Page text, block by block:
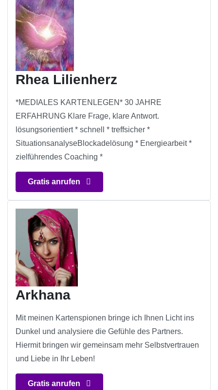
Rhea Lilienherz
*MEDIALES KARTENLEGEN* 30 JAHRE
ERFAHRUNG Klare Frage, klare Antwort.
lösungsorientiert * schnell * treffsicher *
SituationsanalyseBlockadelösung * Energiearbeit *
zielführendes Coaching *
Gratis anrufen
Arkhana
Mit meinen Kartenspionen bringe ich Ihnen Licht ins
Dunkel und analysiere die Gefühle des Partners.
Hiermit bringen wir gemeinsam mehr Selbstvertrauen
und Liebe in Ihr Leben!
Gratis anrufen